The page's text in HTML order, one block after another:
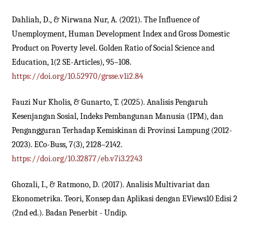
Dahliah, D., & Nirwana Nur, A. (2021). The Influence of
Unemployment, Human Development Index and Gross Domestic
Product on Poverty level. Golden Ratio of Social Science and
Education, 1(2 SE-Articles), 95–108.
https://doi.org/10.52970/grsse.v1i2.84
Fauzi Nur Kholis, & Gunarto, T. (2025). Analisis Pengaruh
Kesenjangan Sosial, Indeks Pembangunan Manusia (IPM), dan
Pengangguran Terhadap Kemiskinan di Provinsi Lampung (2012-
2023). ECo-Buss, 7(3), 2128–2142.
https://doi.org/10.32877/eb.v7i3.2243
Ghozali, I., & Ratmono, D. (2017). Analisis Multivariat dan
Ekonometrika. Teori, Konsep dan Aplikasi dengan EViews10 Edisi 2
(2nd ed.). Badan Penerbit - Undip.